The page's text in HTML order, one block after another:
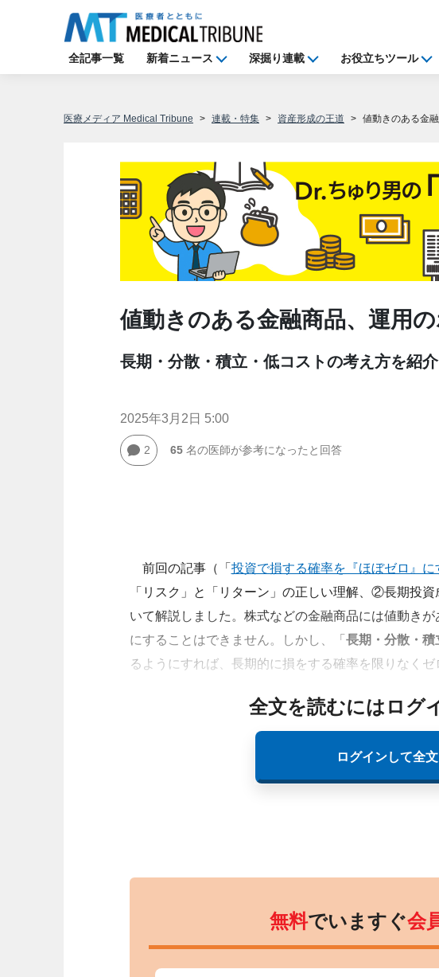
全記事一覧 新着ニュース 深掘り連載 お役立ちツール
医療メディア Medical Tribune 連載・特集 資産形成の王道 値動きのある金
値動きのある金融商品、運用
長期・分散・積立・低コストの考え方を紹介
2025年3月2日 5:00
2 65名の医師が参考になったと回答
前回の記事（「 投資で損する確率を『ほぼゼロ』に
「リスク」と「リターン」の正しい理解、②長期投
いて解説しました。株式などの金融商品には値動き
にすることはできません。しかし、「 長期・分散・積
るようにすれば、長期的に損をする確率を限りなくゼ
全文を読むにはログ
ログインして全
無料でいますぐ会